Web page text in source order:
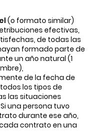
(o formato similar)
efectivas,
de todas las
formado parte de
un año natural (1
de la fecha de
los tipos de
las situaciones
una persona tuvo
durante ese año,
contrato en una